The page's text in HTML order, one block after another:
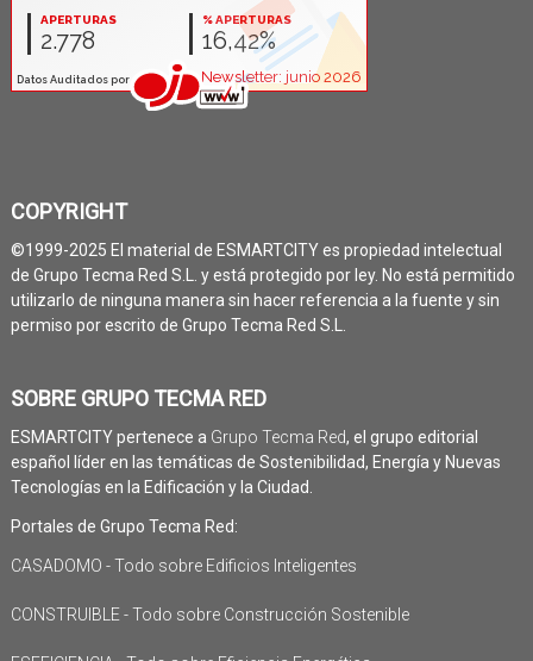
COPYRIGHT
©1999-2025 El material de ESMARTCITY es propiedad intelectual
de Grupo Tecma Red S.L. y está protegido por ley. No está permitido
utilizarlo de ninguna manera sin hacer referencia a la fuente y sin
permiso por escrito de Grupo Tecma Red S.L.
SOBRE GRUPO TECMA RED
ESMARTCITY pertenece a Grupo Tecma Red, el grupo editorial
español líder en las temáticas de Sostenibilidad, Energía y Nuevas
Tecnologías en la Edificación y la Ciudad.
Portales de Grupo Tecma Red:
CASADOMO - Todo sobre Edificios Inteligentes
CONSTRUIBLE - Todo sobre Construcción Sostenible